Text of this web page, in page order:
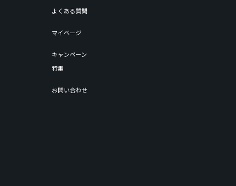
よくある質問
マイページ
キャンペーン
特集
お問い合わせ